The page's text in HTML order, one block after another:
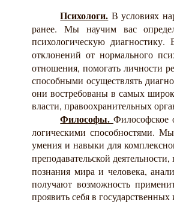
Психологи. В условиях
ранее. Мы научим вас
психологическую
отклонений от нормального
отношения, помогать личности
способными осуществлять
они востребованы в самых
власти, правоохранительных
Философы.Философское
логическими способностями.
умения и навыки для
преподавательской
познания мира и человека,
получают возможность
проявить себя в